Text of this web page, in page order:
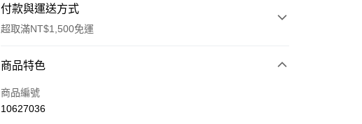
付款與運送方式
超取滿NT$1,500免運
付款方式
信用卡一次付款
商品特色
商品編號
10627036